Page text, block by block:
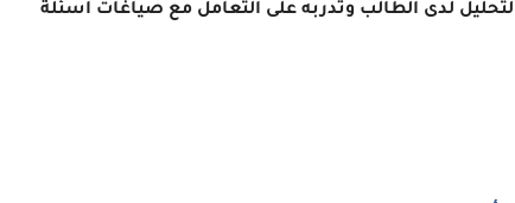
لدى الطالب وتدربه على التعامل مع صياغات أسئلة